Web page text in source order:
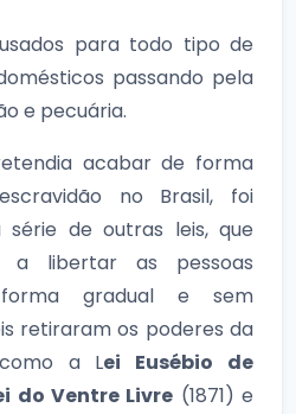
para todo tipo de
passando pela
e pecuária.
acabar de forma
no Brasil, foi
de outras leis, que
a libertar as pessoas
gradual e sem
retiraram os poderes da
a Lei Eusébio de
do Ventre Livre (1871) e